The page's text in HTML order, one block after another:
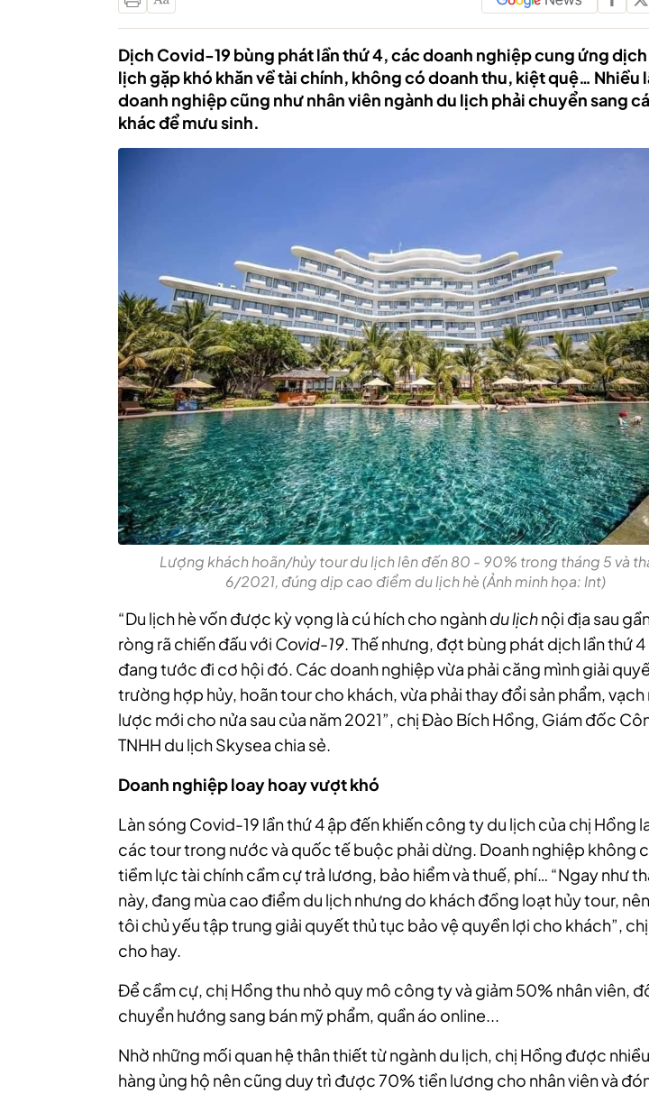
Dịch Covid-19 bùng phát lần thứ 4, các doanh nghiệp cung ứng dịch
lịch gặp khó khăn về tài chính, không có doanh thu, kiệt quệ… Nhiều
doanh nghiệp cũng như nhân viên ngành du lịch phải chuyển sang
khác để mưu sinh.
Lượng khách hoãn/hủy tour du lịch lên đến 80 - 90% trong tháng 5 và
6/2021, đúng dịp cao điểm du lịch hè (Ảnh minh họa: Int)
“Du lịch hè vốn được kỳ vọng là cú hích cho ngànhdu lịchnội địa sau
ròng rã chiến đấu với Covid-19. Thế nhưng, đợt bùng phát dịch lần thứ 4
đang tước đi cơ hội đó. Các doanh nghiệp vừa phải căng mình giải
trường hợp hủy, hoãn tour cho khách, vừa phải thay đổi sản phẩm, vạch
lược mới cho nửa sau của năm 2021”, chị Đào Bích Hồng, Giám đốc
TNHH du lịch Skysea chia sẻ.
Doanh nghiệp loay hoay vượt khó
Làn sóng Covid-19 lần thứ 4 ập đến khiến công ty du lịch của chị Hồng
các tour trong nước và quốc tế buộc phải dừng. Doanh nghiệp không
tiềm lực tài chính cầm cự trả lương, bảo hiểm và thuế, phí… “Ngay như
này, đang mùa cao điểm du lịch nhưng do khách đồng loạt hủy tour,
tôi chủ yếu tập trung giải quyết thủ tục bảo vệ quyền lợi cho khách”,
cho hay.
Để cầm cự, chị Hồng thu nhỏ quy mô công ty và giảm 50% nhân viên,
chuyển hướng sang bán mỹ phẩm, quần áo online...
Nhờ những mối quan hệ thân thiết từ ngành du lịch, chị Hồng được
hàng ủng hộ nên cũng duy trì được 70% tiền lương cho nhân viên và